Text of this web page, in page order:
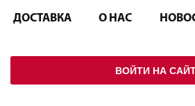
ДОСТАВКА О НАС
ВОЙТИ НА